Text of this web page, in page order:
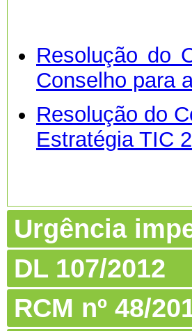
Resolução do
Conselho para
Resolução do
Estratégia TIC
Urgência
DL 107/2012
RCM nº 48/